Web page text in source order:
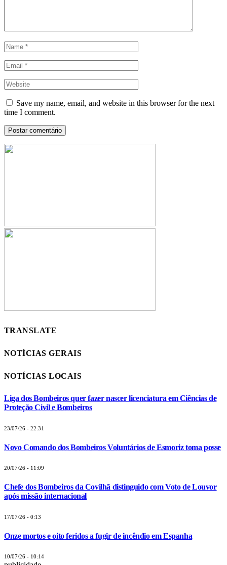
Save my name, email, and website in this browser for the next
time I comment.
TRANSLATE
NOTÍCIAS GERAIS
NOTÍCIAS LOCAIS
Liga dos Bombeiros quer fazer nascer licenciatura em Ciências de
Proteção Civil e Bombeiros
23/07/26 - 22:31
Novo Comando dos Bombeiros Voluntários de Esmoriz toma posse
20/07/26 - 11:09
Chefe dos Bombeiros da Covilhã distinguido com Voto de Louvor
após missão internacional
17/07/26 - 0:13
Onze mortos e oito feridos a fugir de incêndio em Espanha
10/07/26 - 10:14